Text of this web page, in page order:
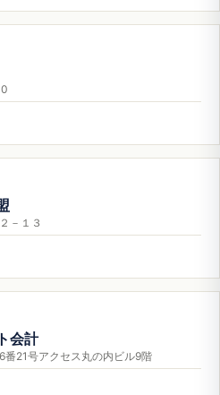
－１３
会計
21号アクセス丸の内ビル9階